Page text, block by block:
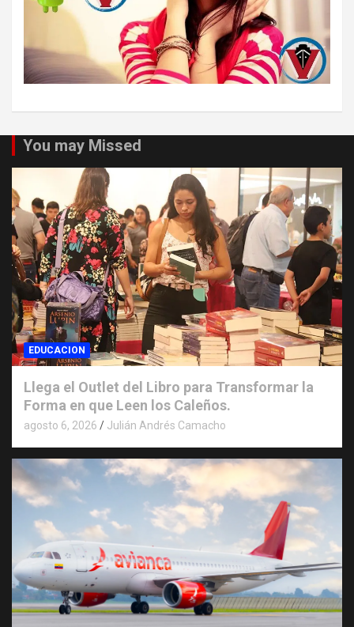
You may Missed
EDUCACION
Llega el Outlet del Libro para Transformar la
Forma en que Leen los Caleños.
agosto 6, 2026 Julián Andrés Camacho